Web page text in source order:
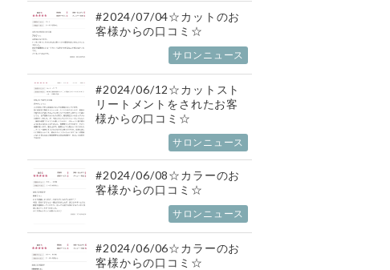
#2024/07/04☆カットのお
客様からの口コミ☆
サロンニュース
#2024/06/12☆カットスト
リートメントをされたお客
様からの口コミ☆
サロンニュース
#2024/06/08☆カラーのお
客様からの口コミ☆
サロンニュース
#2024/06/06☆カラーのお
客様からの口コミ☆